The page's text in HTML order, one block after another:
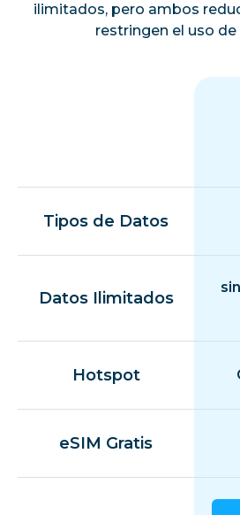
ilimitados, pero ambos
restringen el uso
Tipos de Datos
Datos Ilimitados
Hotspot
eSIM Gratis